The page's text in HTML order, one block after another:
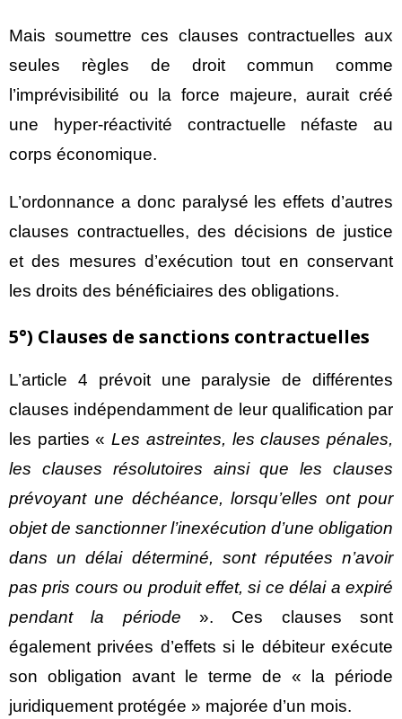
Mais soumettre ces clauses contractuelles aux
seules règles de droit commun comme
l’imprévisibilité ou la force majeure, aurait créé
une hyper-réactivité contractuelle néfaste au
corps économique.
L’ordonnance a donc paralysé les effets d’autres
clauses contractuelles, des décisions de justice
et des mesures d’exécution tout en conservant
les droits des bénéficiaires des obligations.
5°) Clauses de sanctions contractuelles
L’article 4 prévoit une paralysie de différentes
clauses indépendamment de leur qualification par
les parties «Les astreintes, les clauses pénales,
les clauses résolutoires ainsi que les clauses
prévoyant une déchéance, lorsqu’elles ont pour
objet de sanctionner l’inexécution d’une obligation
dans un délai déterminé, sont réputées n’avoir
pas pris cours ou produit effet, si ce délai a expiré
pendant la période ». Ces clauses sont
également privées d’effets si le débiteur exécute
son obligation avant le terme de « la période
juridiquement protégée » majorée d’un mois.